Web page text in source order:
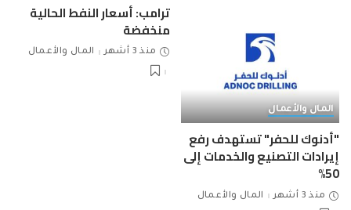
المال والأعمال
"أدنوك للحفر" تستهدف رفع
إيرادات التصنيع والخدمات إلى
50%
منذ 3 أشهر المال والأعمال
ترامب: أسعار النفط الحالية
منخفضة
منذ 3 أشهر المال والأعمال